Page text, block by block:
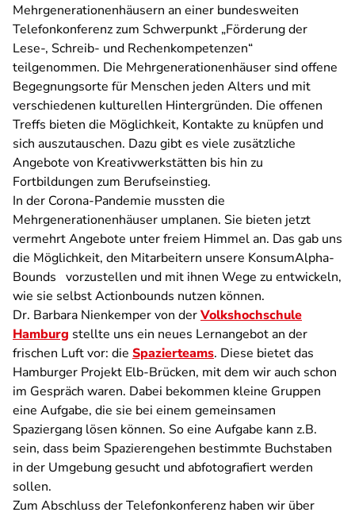
Mehrgenerationenhäusern an einer bundesweiten
Telefonkonferenz zum Schwerpunkt „Förderung der
Lese-, Schreib- und Rechenkompetenzen“
teilgenommen. Die Mehrgenerationenhäuser sind offene
Begegnungsorte für Menschen jeden Alters und mit
verschiedenen kulturellen Hintergründen. Die offenen
Treffs bieten die Möglichkeit, Kontakte zu knüpfen und
sich auszutauschen. Dazu gibt es viele zusätzliche
Angebote von Kreativwerkstätten bis hin zu
Fortbildungen zum Berufseinstieg.
In der Corona-Pandemie mussten die
Mehrgenerationenhäuser umplanen. Sie bieten jetzt
vermehrt Angebote unter freiem Himmel an. Das gab uns
die Möglichkeit, den Mitarbeitern unsere KonsumAlpha-
Bounds vorzustellen und mit ihnen Wege zu entwickeln,
wie sie selbst Actionbounds nutzen können.
Dr. Barbara Nienkemper von derVolkshochschule
Hamburg stellte uns ein neues Lernangebot an der
frischen Luft vor: die Spazierteams. Diese bietet das
Hamburger Projekt Elb-Brücken, mit dem wir auch schon
im Gespräch waren. Dabei bekommen kleine Gruppen
eine Aufgabe, die sie bei einem gemeinsamen
Spaziergang lösen können. So eine Aufgabe kann z.B.
sein, dass beim Spazierengehen bestimmte Buchstaben
in der Umgebung gesucht und abfotografiert werden
sollen.
Zum Abschluss der Telefonkonferenz haben wir über